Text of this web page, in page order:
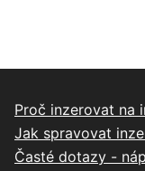
Proč inzerovat na
Jak spravovat
Časté dotazy -